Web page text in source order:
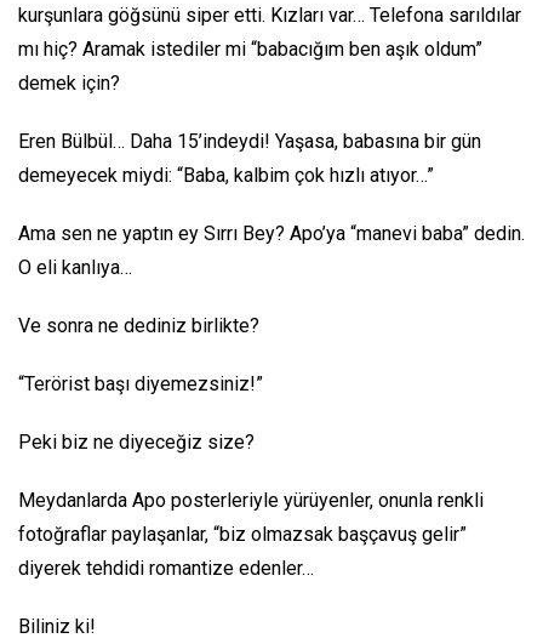
kurşunlara göğsünü siper etti. Kızları var… Telefona sarıldılar
mı hiç? Aramak istediler mi “babacığım ben aşık oldum”
demek için?
Eren Bülbül… Daha 15’indeydi! Yaşasa, babasına bir gün
demeyecek miydi: “Baba, kalbim çok hızlı atıyor…”
Ama sen ne yaptın ey Sırrı Bey? Apo’ya “manevi baba” dedin.
O eli kanlıya…
Ve sonra ne dediniz birlikte?
“Terörist başı diyemezsiniz!”
Peki biz ne diyeceğiz size?
Meydanlarda Apo posterleriyle yürüyenler, onunla renkli
fotoğraflar paylaşanlar, “biz olmazsak başçavuş gelir”
diyerek tehdidi romantize edenler…
Biliniz ki!